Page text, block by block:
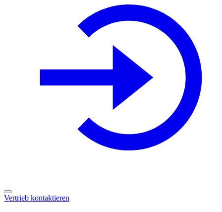
Vertrieb kontaktieren